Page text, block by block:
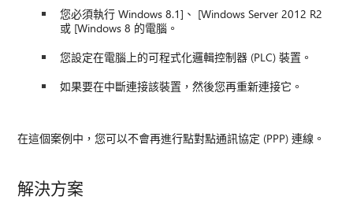
您必須執行 Windows 8.1]、 [Windows Server 2012 R2
或 [Windows 8 的電腦。
您設定在電腦上的可程式化邏輯控制器 (PLC) 裝置。
如果要在中斷連接該裝置，然後您再重新連接它。
在這個案例中，您可以不會再進行點對點通訊協定 (PPP) 連線。
解決方案